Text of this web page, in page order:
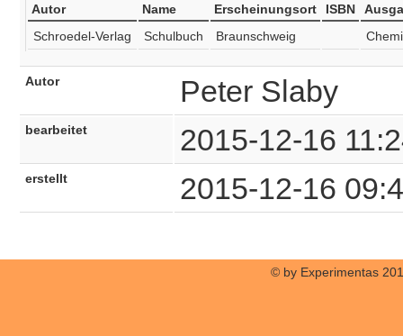
Autor
Name Erscheinungsort ISBN
Schroedel-Verlag
Schulbuch Braunschweig
Autor Peter Slaby
bearbeitet 2015-12-16
erstellt 2015-12-16
© by Experimentas